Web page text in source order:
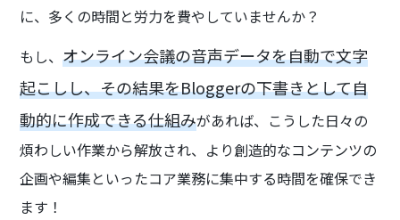
に、多くの時間と労力を費やしていませんか？
もし、オンライン会議の音声データを自動で文字
起こしし、その結果をBloggerの下書きとして自
動的に作成できる仕組みがあれば、こうした日々の
煩わしい作業から解放され、より創造的なコンテンツの
企画や編集といったコア業務に集中する時間を確保でき
ます！